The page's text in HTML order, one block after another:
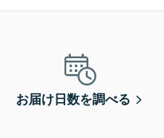
お届け日数を調べる